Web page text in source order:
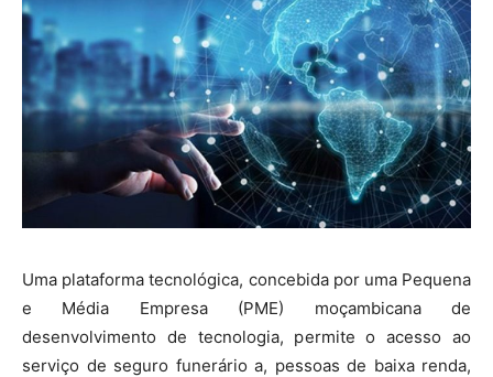
Uma plataforma tecnológica, concebida por uma Pequena
e Média Empresa (PME) moçambicana de
desenvolvimento de tecnologia, permite o acesso ao
serviço de seguro funerário a, pessoas de baixa renda,